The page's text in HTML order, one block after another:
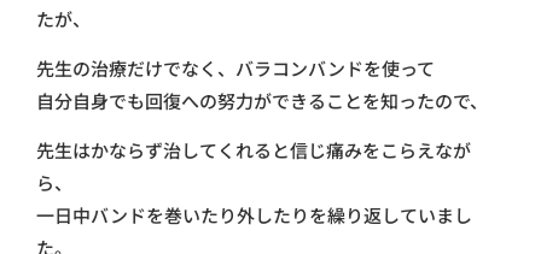
たが、
先生の治療だけでなく、バラコンバンドを使って
自分自身でも回復への努力ができることを知ったので、
先生はかならず治してくれると信じ痛みをこらえなが
ら、
一日中バンドを巻いたり外したりを繰り返していまし
た。